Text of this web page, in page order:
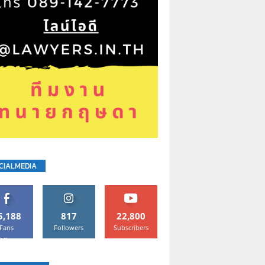
Fans
Like
817
Followers
22,800
Subscribers